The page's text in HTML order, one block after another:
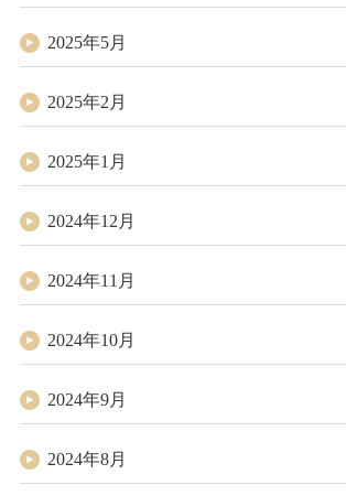
2025年5月
2025年2月
2025年1月
2024年12月
2024年11月
2024年10月
2024年9月
2024年8月